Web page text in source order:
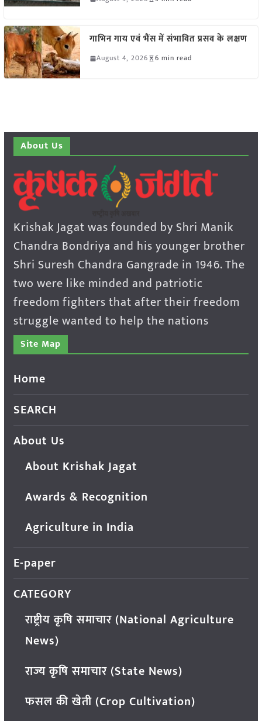
गाभिन गाय एवं भैंस में संभावित प्रसव के लक्षण
August 4, 2026 6 min read
About Us
Krishak Jagat was founded by Shri Manik
Chandra Bondriya and his younger brother
Shri Suresh Chandra Gangrade in 1946. The
two were like minded and patriotic
freedom fighters that after their freedom
struggle wanted to help the nations
Site Map
Home
SEARCH
About Us
About Krishak Jagat
Awards & Recognition
Agriculture in India
E-paper
CATEGORY
राष्ट्रीय कृषि समाचार (National Agriculture
News)
राज्य कृषि समाचार (State News)
फसल की खेती (Crop Cultivation)